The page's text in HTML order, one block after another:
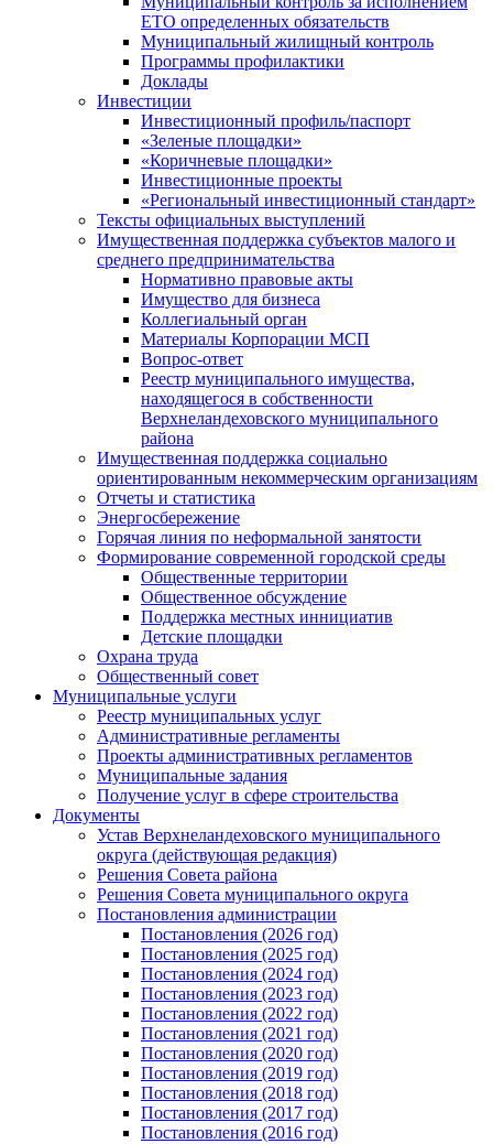
ЕТО определенных обязательств
Муниципальный жилищный контроль
Программы профилактики
Доклады
Инвестиции
Инвестиционный профиль/паспорт
«Зеленые площадки»
«Коричневые площадки»
Инвестиционные проекты
«Региональный инвестиционный стандарт»
Тексты официальных выступлений
Имущественная поддержка субъектов малого и
среднего предпринимательства
Нормативно правовые акты
Имущество для бизнеса
Коллегиальный орган
Материалы Корпорации МСП
Вопрос-ответ
Реестр муниципального имущества,
находящегося в собственности
Верхнеландеховского муниципального
района
Имущественная поддержка социально
ориентированным некоммерческим организациям
Отчеты и статистика
Энергосбережение
Горячая линия по неформальной занятости
Формирование современной городской среды
Общественные территории
Общественное обсуждение
Поддержка местных иннициатив
Детские площадки
Охрана труда
Общественный совет
Муниципальные услуги
Реестр муниципальных услуг
Административные регламенты
Проекты административных регламентов
Муниципальные задания
Получение услуг в сфере строительства
Документы
Устав Верхнеландеховского муниципального
округа (действующая редакция)
Решения Совета района
Решения Совета муниципального округа
Постановления администрации
Постановления (2026 год)
Постановления (2025 год)
Постановления (2024 год)
Постановления (2023 год)
Постановления (2022 год)
Постановления (2021 год)
Постановления (2020 год)
Постановления (2019 год)
Постановления (2018 год)
Постановления (2017 год)
Постановления (2016 год)